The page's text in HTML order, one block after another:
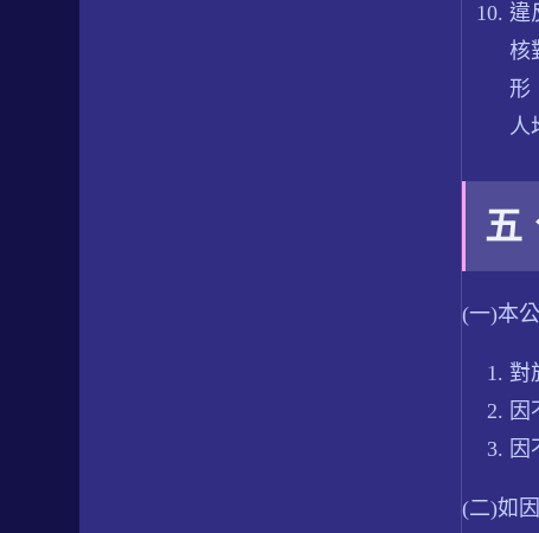
違
核
形
人
五
(一)本
對
因
因
(二)如